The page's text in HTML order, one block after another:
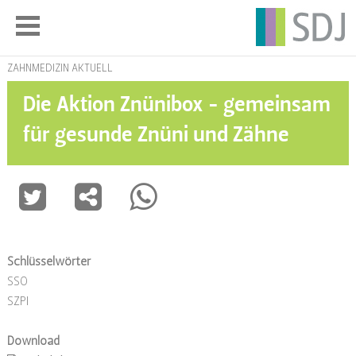
ZAHNMEDIZIN AKTUELL
Die Aktion Znünibox - gemeinsam
für gesunde Znüni und Zähne
Schlüsselwörter
SSO
SZPI
Download